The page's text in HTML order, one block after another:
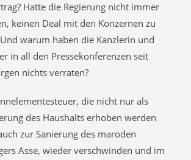
Hatte die Regierung nicht immer
keinen Deal mit den Konzernen zu
warum haben die Kanzlerin und
in all den Pressekonferenzen seit
nichts verraten?
die nicht nur als
des Haushalts erhoben werden
zur Sanierung des maroden
Asse, wieder verschwinden und im